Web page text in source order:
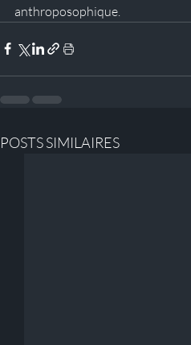
anthroposophique.
POSTS SIMILAIRES